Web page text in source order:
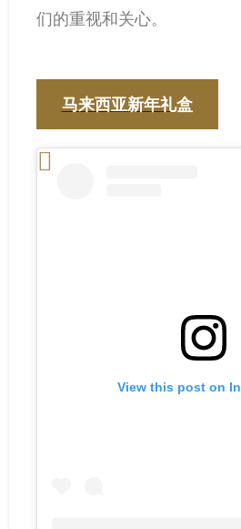
们的重视和关心。
马来西亚新年礼盒
View this post on